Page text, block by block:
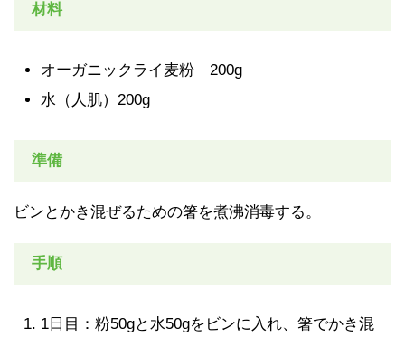
材料
オーガニックライ麦粉 200g
水（人肌）200g
準備
ビンとかき混ぜるための箸を煮沸消毒する。
手順
1日目：粉50gと水50gをビンに入れ、箸でかき混